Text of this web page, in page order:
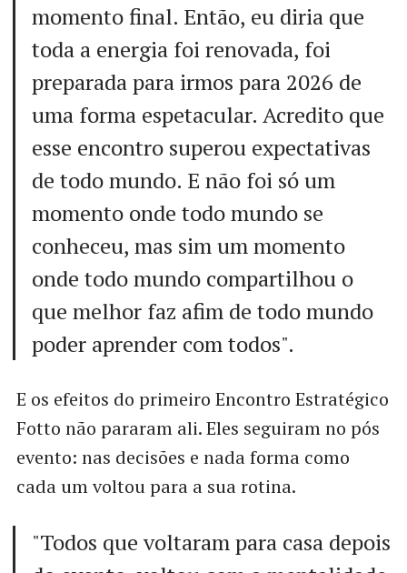
momento final. Então, eu diria que
toda a energia foi renovada, foi
preparada para irmos para 2026 de
uma forma espetacular. Acredito que
esse encontro superou expectativas
de todo mundo. E não foi só um
momento onde todo mundo se
conheceu, mas sim um momento
onde todo mundo compartilhou o
que melhor faz afim de todo mundo
poder aprender com todos".
E os efeitos do primeiro Encontro Estratégico
Fotto não pararam ali. Eles seguiram no pós
evento: nas decisões e nada forma como
cada um voltou para a sua rotina.
"Todos que voltaram para casa depois